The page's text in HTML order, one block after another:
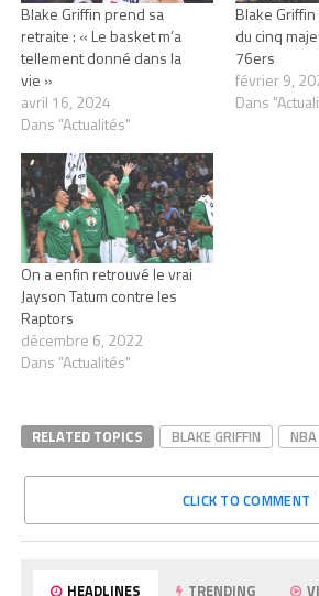
Blake Griffin prend sa
retraite : « Le basket m’a
tellement donné dans la
vie »
avril 16, 2024
Dans "Actualités"
Blake
du cinq
76ers
février 9,
Dans
On a enfin retrouvé le vrai
Jayson Tatum contre les
Raptors
décembre 6, 2022
Dans "Actualités"
RELATED TOPICS BLAKE GRIFFIN NBA
CLICK TO COMMENT
HEADLINES TRENDING